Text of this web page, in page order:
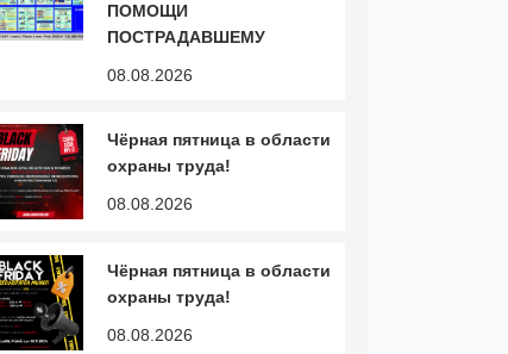
ПОМОЩИ
ПОСТРАДАВШЕМУ
08.08.2026
Чёрная пятница в области
охраны труда!
08.08.2026
Чёрная пятница в области
охраны труда!
08.08.2026